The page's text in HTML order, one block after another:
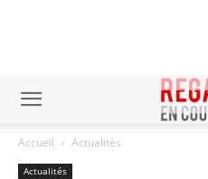
Accueil Actualités
Actualités